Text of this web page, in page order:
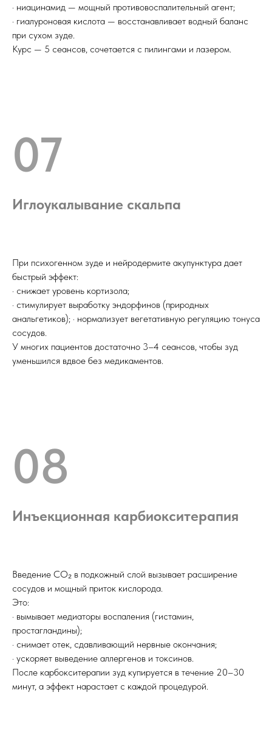
· ниацинамид — мощный противовоспалительный агент;
· гиалуроновая кислота — восстанавливает водный баланс
при сухом зуде.
Курс — 5 сеансов, сочетается с пилингами и лазером.
07
Иглоукалывание скальпа
При психогенном зуде и нейродермите акупунктура дает
быстрый эффект:
· снижает уровень кортизола;
· стимулирует выработку эндорфинов (природных
анальгетиков); · нормализует вегетативную регуляцию тонуса
сосудов.
У многих пациентов достаточно 3–4 сеансов, чтобы зуд
уменьшился вдвое без медикаментов.
08
Инъекционная карбиокситерапия
Введение CO₂ в подкожный слой вызывает расширение
сосудов и мощный приток кислорода.
Это:
· вымывает медиаторы воспаления (гистамин,
простагландины);
· снимает отек, сдавливающий нервные окончания;
· ускоряет выведение аллергенов и токсинов.
После карбокситерапии зуд купируется в течение 20–30
минут, а эффект нарастает с каждой процедурой.